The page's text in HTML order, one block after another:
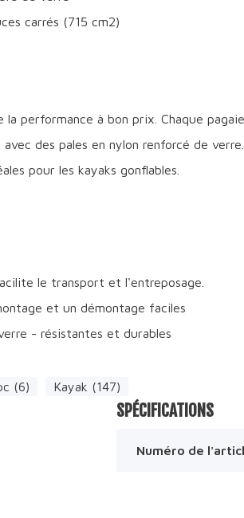
carrés (715 cm2)
performance à bon prix. Chaque
des pales en nylon renforcé de
pour les kayaks gonflables.
le transport et l'entreposage.
et un démontage faciles
- résistantes et durables
(6) Kayak (147)
SPÉCIFICATIONS
Numéro de